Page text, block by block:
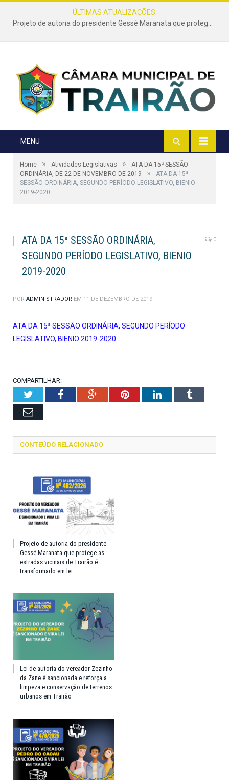
ÚLTIMAS ATUALIZAÇÕES:
Projeto de autoria do presidente Gessé Maranata que protege as estradas vicinais de Trairão é transformado em lei
MENU
Home » Atividades Legislativas »
ATA DA 15ª SESSÃO
ORDINÁRIA, DE 22 DE NOVEMBRO DE 2019
»
ATA DA 15ª
SESSÃO ORDINÁRIA, SEGUNDO PERÍODO LEGISLATIVO, BIENIO
2019-2020
ATA DA 15ª SESSÃO ORDINÁRIA,
SEGUNDO PERÍODO LEGISLATIVO, BIENIO
2019-2020
0
POR ADMINISTRADOR EM 11 DE DEZEMBRO DE 2019
ATA DA 15ª SESSÃO ORDINÁRIA, SEGUNDO PERÍODO
LEGISLATIVO, BIENIO 2019-2020
COMPARTILHAR:
TwitterFacebookGoogle+PinterestLinkedInTumblr
Email
CONTEÚDO RELACIONADO
Projeto de autoria do presidente
Gessé Maranata que protege as
estradas vicinais de Trairão é
transformado em lei
Lei de autoria do vereador Zezinho
da Zane é sancionada e reforça a
limpeza e conservação de terrenos
urbanos em Trairão